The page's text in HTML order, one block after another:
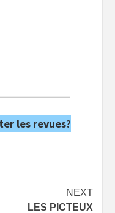
les revues?
NEXT
LES PICTEUX